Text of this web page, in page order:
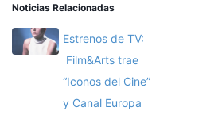
Noticias Relacionadas
Estrenos de TV:
Film&Arts trae
“Iconos del Cine”
y Canal Europa